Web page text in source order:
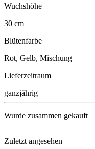
Wuchshöhe
30 cm
Blütenfarbe
Rot, Gelb, Mischung
Lieferzeitraum
ganzjährig
Wurde zusammen gekauft
Zuletzt angesehen